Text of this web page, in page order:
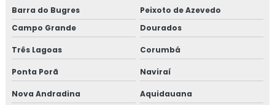
Barra do Bugres
Peixoto de Azevedo
Campo Grande
Dourados
Três Lagoas Corumbá
Ponta Porã Naviraí
Nova Andradina Aquidauana